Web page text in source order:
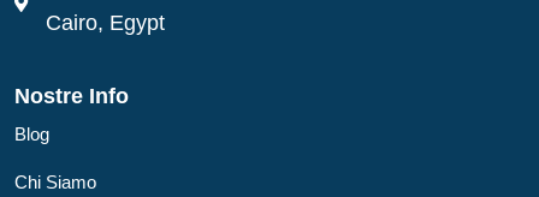
Cairo, Egypt
Nostre Info
Blog
Chi Siamo